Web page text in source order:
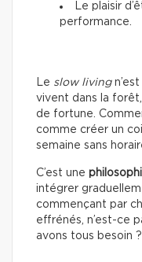
Le plaisir
performance.
Le slow living
vivent dans la
de fortune.
comme créer un
semaine sans
C’est une
intégrer
commençant par
effrénés, n’est-ce
avons tous besoin ?